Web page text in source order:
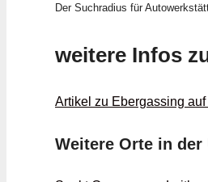
Der Suchradius für
weitere Infos
Artikel zu Ebergassing
Weitere Orte in der